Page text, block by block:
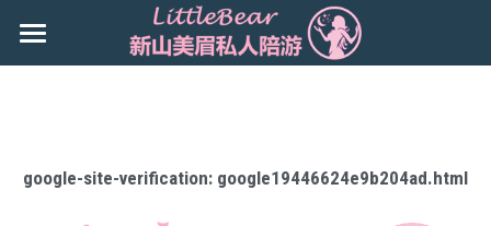
主页
新山地区 JB Area
google-site-verification: google19446624e9b204ad.html
商品分类